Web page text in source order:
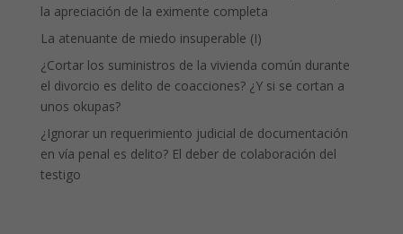
la apreciación de la eximente completa
La atenuante de miedo insuperable (I)
¿Cortar los suministros de la vivienda común durante
el divorcio es delito de coacciones? ¿Y si se cortan a
unos okupas?
¿Ignorar un requerimiento judicial de documentación
en vía penal es delito? El deber de colaboración del
testigo